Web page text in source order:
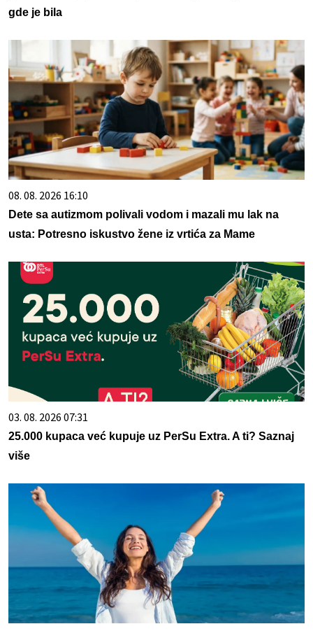
gde je bila
08. 08. 2026 16:10
Dete sa autizmom polivali vodom i mazali mu lak na
usta: Potresno iskustvo žene iz vrtića za Mame
03. 08. 2026 07:31
25.000 kupaca već kupuje uz PerSu Extra. A ti? Saznaj
više